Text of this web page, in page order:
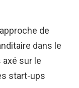
de
dans le
axé sur le
start-ups